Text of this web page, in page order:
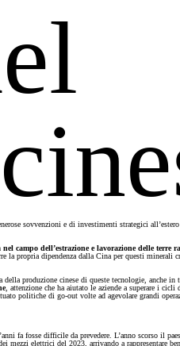
sovvenzioni e di investimenti strategici all’estero
campo dell’estrazione e lavorazione delle terre
dipendenza dalla Cina per questi minerali
produzione cinese di queste tecnologie, anche
, attenzione che ha aiutato le aziende a superare i
politiche di go-out volte ad agevolare grandi
fa fosse difficile da prevedere. L’anno scorso il
elettrici del 2023, arrivando a rappresentare